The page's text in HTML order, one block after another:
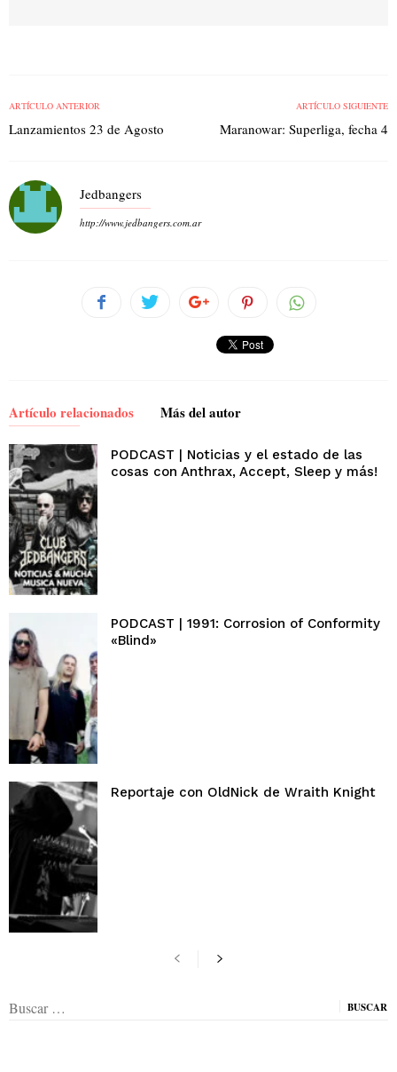
ARTÍCULO ANTERIOR
Lanzamientos 23 de Agosto
ARTÍCULO SIGUIENTE
Maranowar: Superliga, fecha 4
Jedbangers
http://www.jedbangers.com.ar
Artículo relacionados Más del autor
PODCAST | Noticias y el estado de las
cosas con Anthrax, Accept, Sleep y más!
PODCAST | 1991: Corrosion of Conformity
«Blind»
Reportaje con OldNick de Wraith Knight
Buscar: